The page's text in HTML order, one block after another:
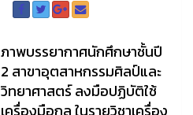
ภาพบรรยากาศนักศึกษาชั้นปี
2 สาขาอุตสาหกรรมศิลป์และ
วิทยาศาสตร์ ลงมือปฏิบัติใช้
เครื่องมือกล ในรายวิชาเครื่อง